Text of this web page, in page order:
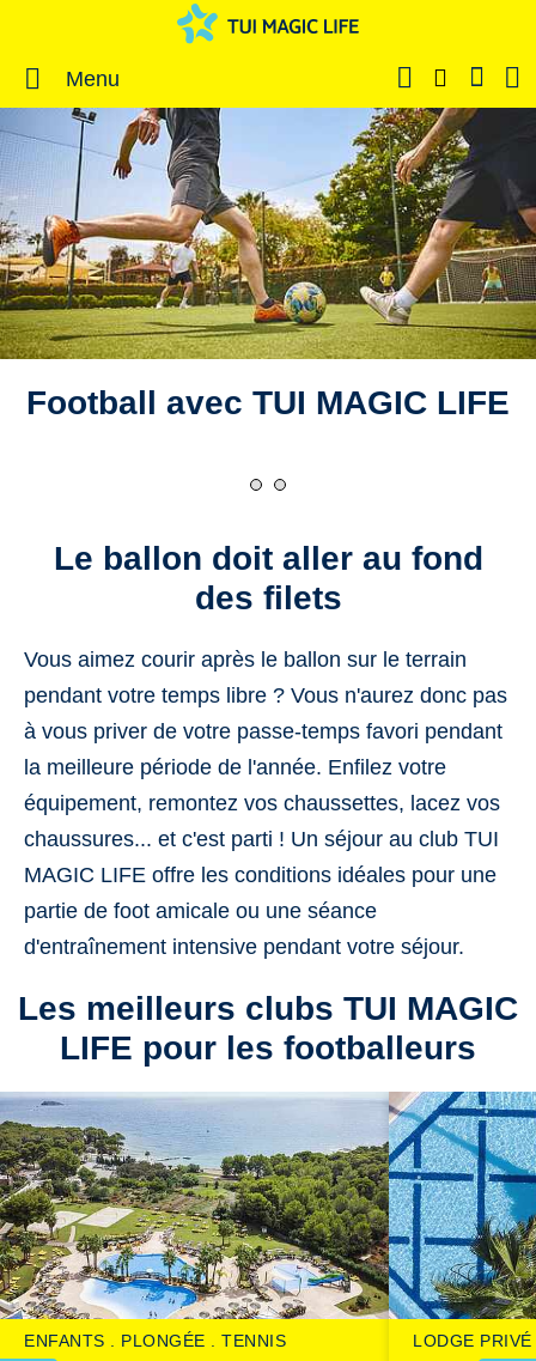
Menu
Football avec TUI MAGIC LIFE
Le ballon doit aller au fond
des filets
Vous aimez courir après le ballon sur le terrain
pendant votre temps libre ? Vous n'aurez donc pas
à vous priver de votre passe-temps favori pendant
la meilleure période de l'année. Enfilez votre
équipement, remontez vos chaussettes, lacez vos
chaussures... et c'est parti ! Un séjour au club TUI
MAGIC LIFE offre les conditions idéales pour une
partie de foot amicale ou une séance
d'entraînement intensive pendant votre séjour.
Les meilleurs clubs TUI MAGIC
LIFE pour les footballeurs
ENFANTS PLONGÉE TENNIS LODGE PRIVÉ